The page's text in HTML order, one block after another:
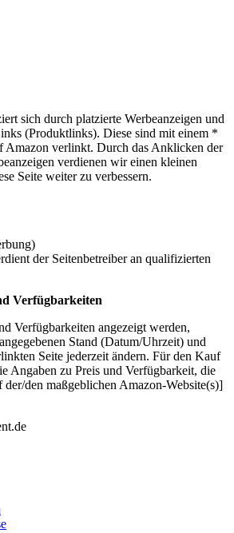
sich durch platzierte Werbeanzeigen und
(Produktlinks). Diese sind mit einem *
Amazon verlinkt. Durch das Anklicken der
verdienen wir einen kleinen
Seite weiter zu verbessern.
der Seitenbetreiber an qualifizierten
Verfügbarkeiten
Verfügbarkeiten angezeigt werden,
Stand (Datum/Uhrzeit) und
Seite jederzeit ändern. Für den Kauf
Angaben zu Preis und Verfügbarkeit, die
den maßgeblichen Amazon-Website(s)]